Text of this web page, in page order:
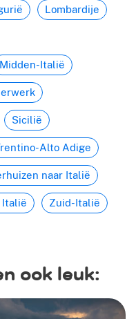
Lombardije
Midden-Italië
Sicilië
Alto Adige
naar Italië
Italië Zuid-Italië
ook leuk: